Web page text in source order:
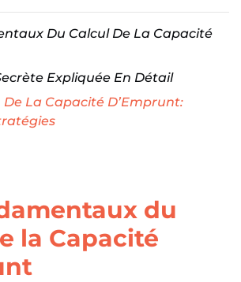
Du Calcul De La Capacité
Expliquée En Détail
La Capacité D’Emprunt:
du
la Capacité